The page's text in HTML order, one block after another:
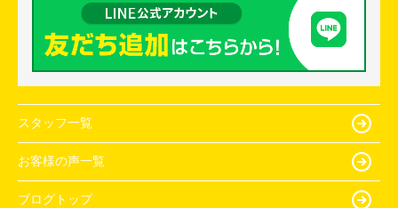
スタッフ一覧
お客様の声一覧
ブログトップ